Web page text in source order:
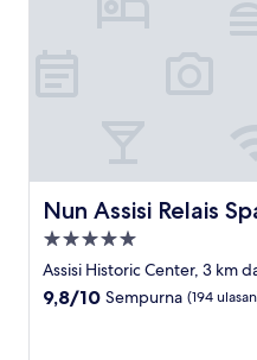
Nun Assisi Relais
Nun Assisi Relais Spa
Properti
bintang
5.0
Assisi Historic Center, 3 km
9.8
9,8/10 Sempurna (194